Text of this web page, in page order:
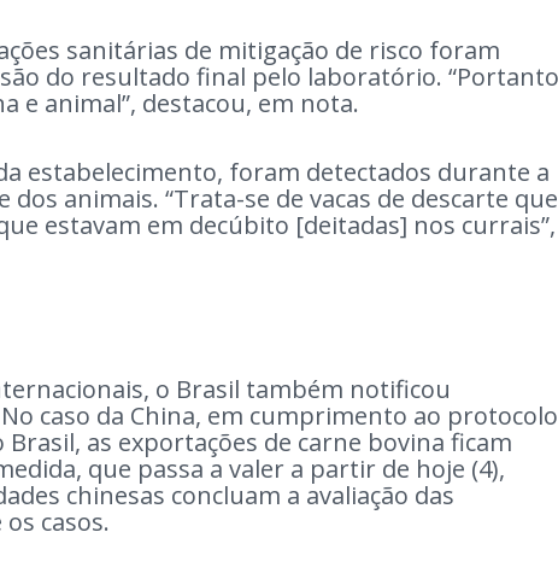
sanitárias de mitigação de risco foram
do resultado final pelo laboratório.
e animal”, destacou, em nota.
estabelecimento, foram detectados durante a
animais. “Trata-se de vacas de descarte que
estavam em decúbito [deitadas] nos currais”,
o Brasil também notificou
caso da China, em cumprimento ao protocolo
as exportações de carne bovina ficam
que passa a valer a partir de hoje (4),
chinesas concluam a avaliação das
casos.